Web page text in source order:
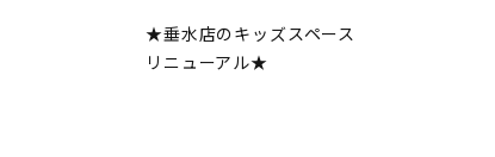
★垂水店のキッズスペース
リニューアル★